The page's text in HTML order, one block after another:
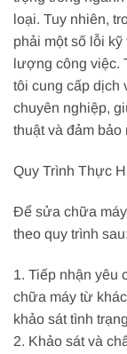
loại. Tuy nhiên,
phải một số lỗi
lượng công việc.
tôi cung cấp dịch
chuyên nghiệp,
thuật và đảm bảo
Quy Trình Thực
Để sửa chữa
theo quy trình sau:
1. Tiếp nhận yêu
chữa máy từ
khảo sát tình
2. Khảo sát và